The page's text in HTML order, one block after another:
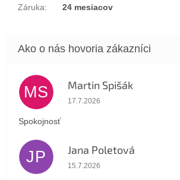
Záruka: 24 mesiacov
MS Martin Spišák
Hodnotenie obchodu je 5 z 5
17.7.2026
Spokojnosť
JP Jana Poletová
Hodnotenie obchodu je 5 z 5
15.7.2026